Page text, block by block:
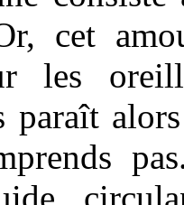
cet
les
paraît